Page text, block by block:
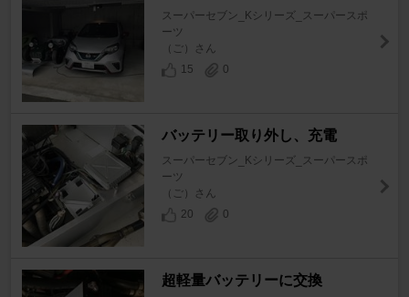
スーパーセブン_Kシリーズ_スーパースポ
ーツ
（ご）さん
15
0
バッテリー取り外し、充電
スーパーセブン_Kシリーズ_スーパースポ
ーツ
（ご）さん
20
0
超軽量バッテリーに交換